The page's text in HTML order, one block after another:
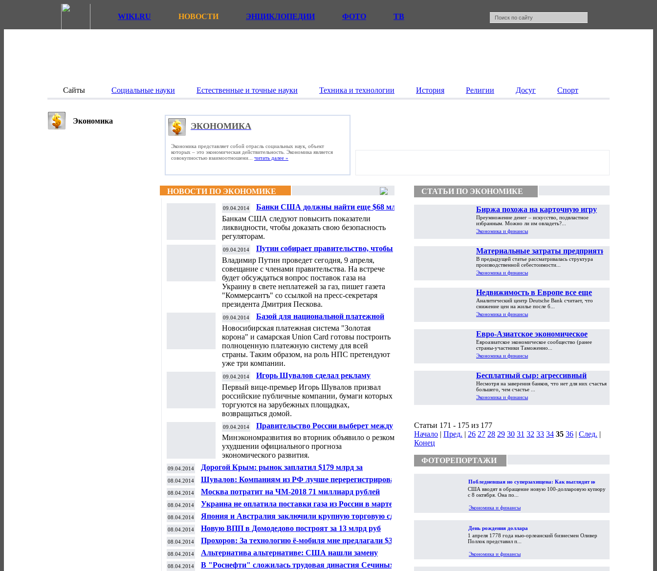
WIKI.RU НОВОСТИ ЭНЦИКЛОПЕДИИ ФОТО ТВ
Сайты Социальные науки Естественные и точные науки Техника и технологии История Религии Досуг Спорт
Экономика
ЭКОНОМИКА
Экономика представляет собой отрасль социальных наук, объект
которых – это экономическая действительность. Экономика является
совокупностью взаимоотношени... читать далее »
НОВОСТИ ПО ЭКОНОМИКЕ
09.04.2014
Банки США должны найти еще $68 млрд
для безопасности
Банкам США следуют повысить показатели
ликвидности, чтобы доказать свою безопасность
регуляторам.
09.04.2014
Путин собирает правительство, чтобы
обсудить "газовый вопрос" Украины
Владимир Путин проведет сегодня, 9 апреля,
совещание с членами правительства. На встрече
будет обсуждаться вопрос поставок газа на
Украину в свете неплатежей за газ, пишет газета
"Коммерсантъ" со ссылкой на пресс-секретаря
президента Дмитрия Пескова.
09.04.2014
Базой для национальной платежной
системы хотят стать уже три компании
Новосибирская платежная система "Золотая
корона" и самарская Union Card готовы построить
полноценную платежную систему для всей
страны. Таким образом, на роль НПС претендуют
уже три компании.
09.04.2014
Игорь Шувалов сделал рекламу
Московской бирже
Первый вице-премьер Игорь Шувалов призвал
российские публичные компании, бумаги которых
торгуются на зарубежных площадках,
возвращаться домой.
09.04.2014
Правительство России выберет между
"модернизацией" бюджета и рецессией
Минэкономразвития во вторник объявило о резком
ухудшении официального прогноза
экономического развития.
09.04.2014
Дорогой Крым: рынок заплатил $179 млрд за
присоединение полуострова
08.04.2014
Шувалов: Компаниям из РФ лучше перерегистрироваться
на Московской бирже
08.04.2014 Москва потратит на ЧМ-2018 71 миллиард рублей
08.04.2014 Украина не оплатила поставки газа из России в марте
08.04.2014 Япония и Австралия заключили крупную торговую сделку
08.04.2014 Новую ВПП в Домодедово построят за 13 млрд руб
08.04.2014
Прохоров: За технологию ё-мобиля мне предлагали $350-
380 млн
08.04.2014
Альтернатива альтернативе: США нашли замену
сланцевому газу
08.04.2014 В "Роснефти" сложилась трудовая династия Сечиных
СТАТЬИ ПО ЭКОНОМИКЕ
Биржа похожа на карточную игру
Преумножение денег – искусство, подвластное
избранным. Можно ли им овладеть?...
Экономика и финансы
Материальные затраты предприятия
В предыдущей статье рассматривалась структура
производственной себестоимости...
Экономика и финансы
Недвижимость в Европе все еще
слишком дорогая
Аналитический центр Deutsche Bank считает, что
снижение цен на жилье после б...
Экономика и финансы
Евро-Азиатское экономическое
сообщество (ЕврАзЭС)
Евроазиатское экономическое сообщество (ранее
страны-участники Таможенно...
Экономика и финансы
Бесплатный сыр: агрессивный
маркетинг банков никто не отменял
Несмотря на заверения банков, что нет для них счастья
большего, чем счастье ...
Экономика и финансы
Статьи 171 - 175 из 177
Начало | Пред. | 26 27 28 29 30 31 32 33 34 35 36 | След. |
Конец
ФОТОРЕПОРТАЖИ
Побледневшая но суперзахищена: Как выглядит новая
100-долларовая купюра
США вводят в обращение новую 100-долларовую купюру
с 8 октября. Она по...
Экономика и финансы
День рождения доллара
1 апреля 1778 года нью-орлеанский бизнесмен Оливер
Поллок представил п...
Экономика и финансы